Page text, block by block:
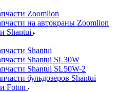
Zoomlion
на автокраны Zoomlion
Shantui
Shantui
Shantui SL30W
Shantui SL50W-2
бульдозеров Shantui
Foton